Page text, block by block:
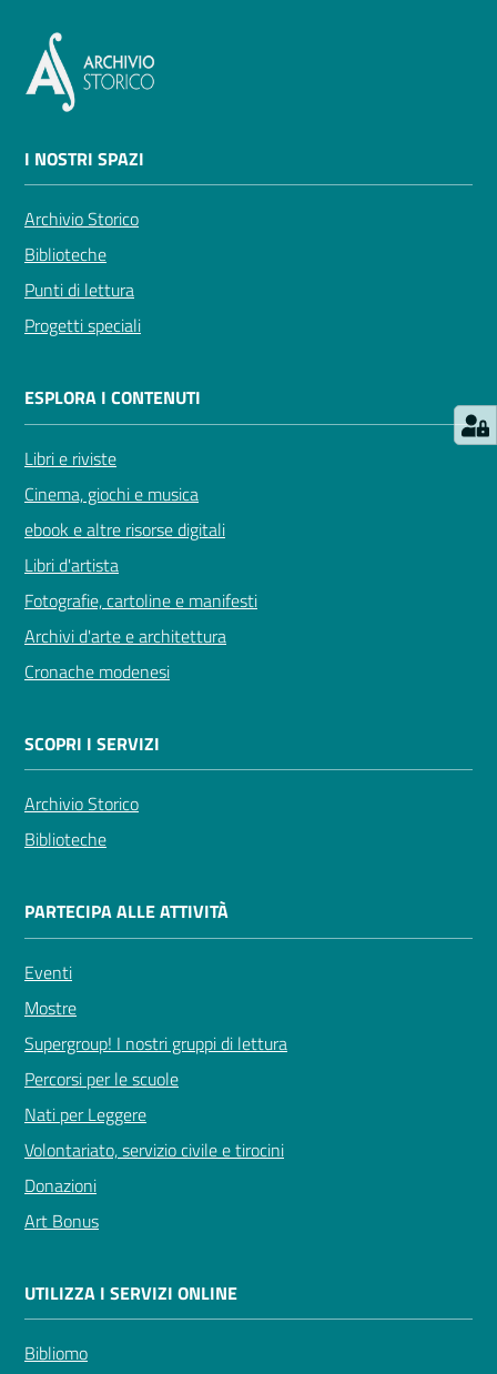
I NOSTRI SPAZI
Archivio Storico
Biblioteche
Punti di lettura
Progetti speciali
ESPLORA I CONTENUTI
Libri e riviste
Cinema, giochi e musica
ebook e altre risorse digitali
Libri d'artista
Fotografie, cartoline e manifesti
Archivi d'arte e architettura
Cronache modenesi
SCOPRI I SERVIZI
Archivio Storico
Biblioteche
PARTECIPA ALLE ATTIVITÀ
Eventi
Mostre
Supergroup! I nostri gruppi di lettura
Percorsi per le scuole
Nati per Leggere
Volontariato, servizio civile e tirocini
Donazioni
Art Bonus
UTILIZZA I SERVIZI ONLINE
Bibliomo